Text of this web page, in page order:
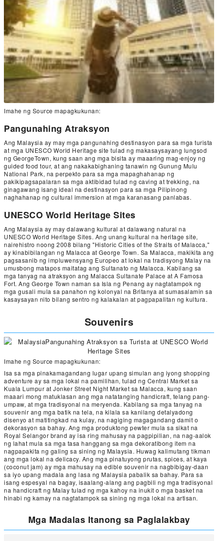
Imahe ng Source mapagkukunan:
Pangunahing Atraksyon
Ang Malaysia ay may mga pangunahing destinasyon para sa mga turista
at mga UNESCO World Heritage site tulad ng makasaysayang lungsod
ng GeorgeTown, kung saan ang mga bisita ay maaaring mag-enjoy ng
guided food tour, at ang nakakabighaning tanawin ng Gunung Mulu
National Park, na perpekto para sa mga mapaghahanap ng
pakikipagsapalaran sa mga aktibidad tulad ng caving at trekking, na
ginagawang isang ideal na destinasyon para sa mga Pilipinong
naghahanap ng cultural immersion at mga karanasang panlabas.
UNESCO World Heritage Sites
Ang Malaysia ay may dalawang kultural at dalawang natural na
UNESCO World Heritage Sites. Ang unang kultural na heritage site,
nairehistro noong 2008 bilang "Historic Cities of the Straits of Malacca,"
ay kinabibilangan ng Malacca at George Town. Sa Malacca, makikita ang
pagsasanib ng impluwensyang Europeo at lokal na tradisyong Malay na
umusbong matapos maitatag ang Sultanato ng Malacca. Kabilang sa
mga tanyag na atraksyon ang Malacca Sultanate Palace at A Famosa
Fort. Ang George Town naman sa Isla ng Penang ay nagtatampok ng
mga gusali mula sa panahon ng kolonyal na Britanya at sumasalamin sa
kasaysayan nito bilang sentro ng kalakalan at pagpapalitan ng kultura.
Souvenirs
Imahe ng Source mapagkukunan:
Isa sa mga pinakamagandang lugar upang simulan ang iyong shopping
adventure ay sa mga lokal na pamilihan, tulad ng Central Market sa
Kuala Lumpur at Jonker Street Night Market sa Malacca, kung saan
maaari mong matuklasan ang mga natatanging handicraft, telang pang-
umpaw, at mga tradisyonal na meryenda. Kabilang sa mga tanyag na
souvenir ang mga batik na tela, na kilala sa kanilang detalyadong
disenyo at matitingkad na kulay, na nagiging magagandang damit o
dekorasyon sa bahay. Ang mga produktong pewter mula sa sikat na
Royal Selangor brand ay isa ring mahusay na pagpipilian, na nag-aalok
ng lahat mula sa mga tasa hanggang sa mga dekoratibong item na
nagpapakita ng galing sa sining ng Malaysia. Huwag kalimutang tikman
ang mga lokal na delicacy. Ang mga pinatuyong prutas, spices, at kaya
(coconut jam) ay mga mahusay na edible souvenir na nagbibigay-daan
sa iyo upang madala ang lasa ng Malaysia pabalik sa bahay. Para sa
isang espesyal na bagay, isaalang-alang ang pagbili ng mga tradisyonal
na handicraft ng Malay tulad ng mga kahoy na inukit o mga basket na
hinabi ng kamay na nagtatampok sa sining ng mga lokal na artisan.
Mga Madalas Itanong sa Paglalakbay